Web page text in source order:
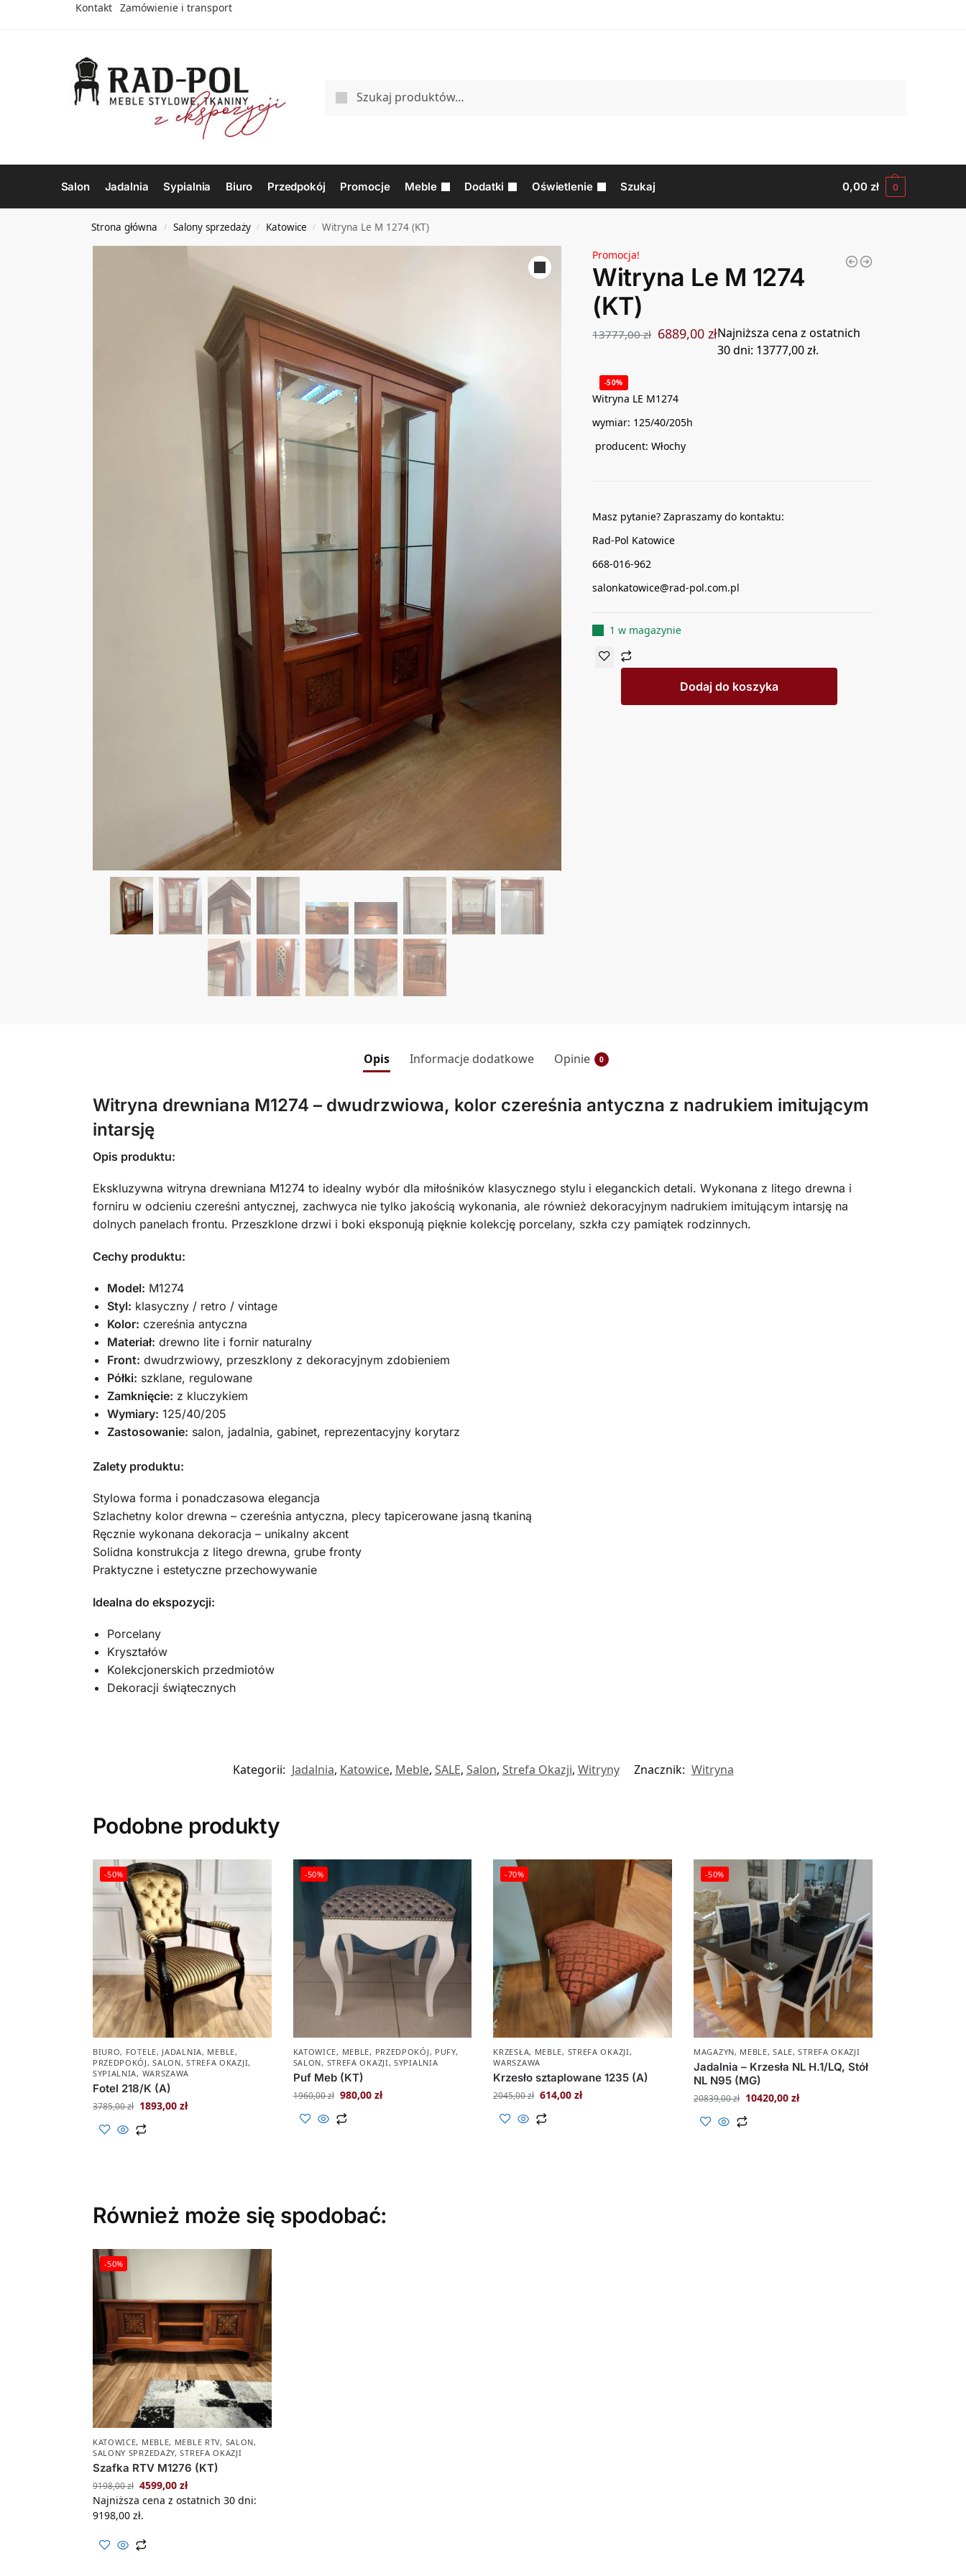
Kontakt Zamówienie i transport
Salon Jadalnia Sypialnia Biuro Przedpokój Promocje Meble Dodatki Oświetlenie Szukaj 0,00 zł 0
Strona główna / Salony sprzedaży / Katowice / Witryna Le M 1274 (KT)
Promocja!
Witryna Le M 1274
(KT)
13777,00zł 6889,00złNajniższa cena z ostatnich
30 dni: 13777,00zł.
-50%
Witryna LE M1274
wymiar: 125/40/205h
producent: Włochy
Masz pytanie? Zapraszamy do kontaktu:
Rad-Pol Katowice
668-016-962
salonkatowice@rad-pol.com.pl
1 w magazynie
Dodaj do koszyka
Opis Informacje dodatkowe Opinie 0
Witryna drewniana M1274 – dwudrzwiowa, kolor czereśnia antyczna z nadrukiem imitującym
intarsję
Opis produktu:
Ekskluzywna witryna drewniana M1274 to idealny wybór dla miłośników klasycznego stylu i eleganckich detali. Wykonana z litego drewna i
forniru w odcieniu czereśni antycznej, zachwyca nie tylko jakością wykonania, ale również dekoracyjnym nadrukiem imitującym intarsję na
dolnych panelach frontu. Przeszklone drzwi i boki eksponują pięknie kolekcję porcelany, szkła czy pamiątek rodzinnych.
Cechy produktu:
Model: M1274
Styl: klasyczny / retro / vintage
Kolor: czereśnia antyczna
Materiał: drewno lite i fornir naturalny
Front: dwudrzwiowy, przeszklony z dekoracyjnym zdobieniem
Półki: szklane, regulowane
Zamknięcie: z kluczykiem
Wymiary: 125/40/205
Zastosowanie: salon, jadalnia, gabinet, reprezentacyjny korytarz
Zalety produktu:
Stylowa forma i ponadczasowa elegancja
Szlachetny kolor drewna – czereśnia antyczna, plecy tapicerowane jasną tkaniną
Ręcznie wykonana dekoracja – unikalny akcent
Solidna konstrukcja z litego drewna, grube fronty
Praktyczne i estetyczne przechowywanie
Idealna do ekspozycji:
Porcelany
Kryształów
Kolekcjonerskich przedmiotów
Dekoracji świątecznych
Kategorii: Jadalnia, Katowice, Meble, SALE, Salon, Strefa Okazji, Witryny Znacznik: Witryna
Podobne produkty
-50%
BIURO, FOTELE, JADALNIA, MEBLE,
PRZEDPOKÓJ,SALON,STREFA OKAZJI,
SYPIALNIA, WARSZAWA
Fotel 218/K (A)
3785,00zł 1893,00 zł
-50%
KATOWICE, MEBLE, PRZEDPOKÓJ, PUFY,
SALON, STREFA OKAZJI,SYPIALNIA
Puf Meb (KT)
1960,00zł 980,00 zł
-70%
KRZESŁA, MEBLE, STREFA OKAZJI,
WARSZAWA
Krzesło sztaplowane 1235 (A)
2045,00zł 614,00zł
-50%
MAGAZYN, MEBLE,SALE,STREFA OKAZJI
Jadalnia – Krzesła NL H.1/LQ, Stół
NL N95 (MG)
20839,00zł 10420,00zł
Również może się spodobać:
-50%
KATOWICE, MEBLE, MEBLE RTV, SALON,
SALONY SPRZEDAŻY,STREFA OKAZJI
Szafka RTV M1276 (KT)
9198,00zł 4599,00 zł
Najniższa cena z ostatnich 30 dni:
9198,00 zł.